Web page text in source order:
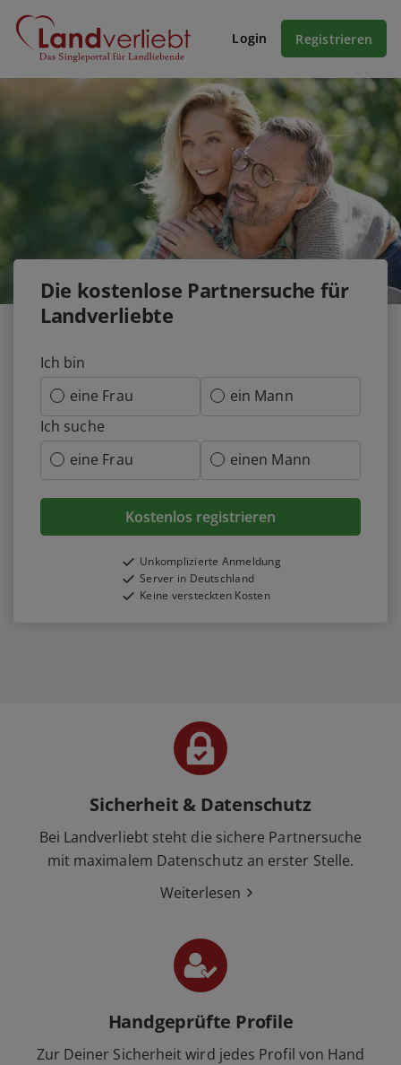
Login Registrieren
Die kostenlose Partnersuche für
Landverliebte
Ich bin
eine Frau
ein Mann
Ich suche
eine Frau
einen Mann
Kostenlos registrieren
Unkomplizierte Anmeldung
Server in Deutschland
Keine versteckten Kosten
Sicherheit & Datenschutz
Bei Landverliebt steht die sichere Partnersuche
mit maximalem Datenschutz an erster Stelle.
Weiterlesen
Handgeprüfte Profile
Zur Deiner Sicherheit wird jedes Profil von Hand